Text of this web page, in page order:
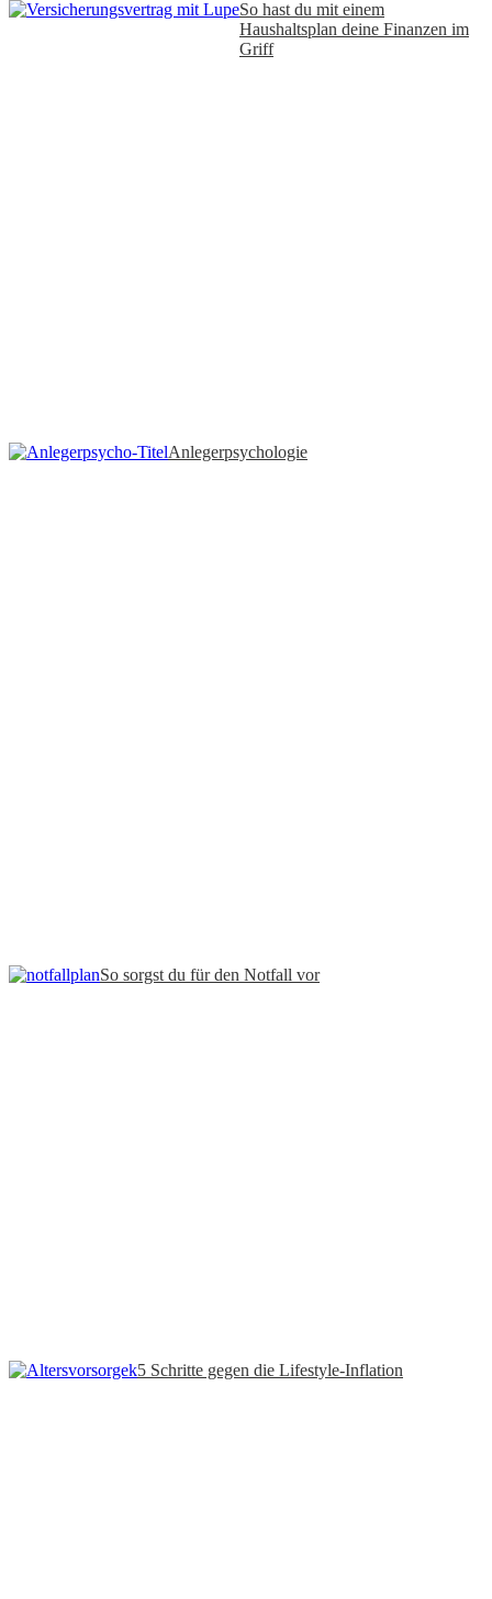
So hast du mit einem
Haushaltsplan deine Finanzen im
Griff
Anlegerpsychologie
So sorgst du für den Notfall vor
5 Schritte gegen die Lifestyle-Inflation